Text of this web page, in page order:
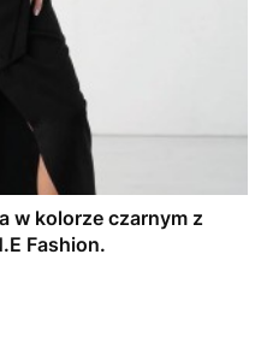
w kolorze czarnym z
Fashion.